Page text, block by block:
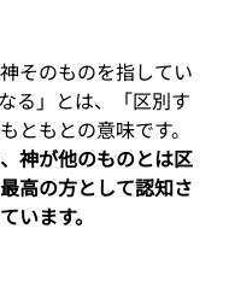
そのものを指してい
る」とは、「区別す
ともとの意味です。
神が他のものとは区
高の方として認知さ
います。